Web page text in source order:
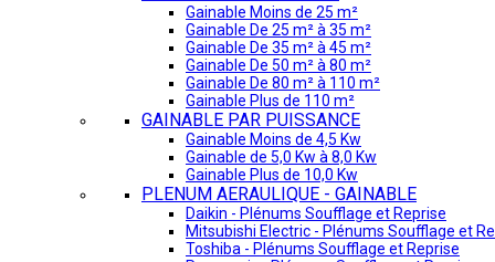
Gainable Moins de 25 m²
Gainable De 25 m² à 35 m²
Gainable De 35 m² à 45 m²
Gainable De 50 m² à 80 m²
Gainable De 80 m² à 110 m²
Gainable Plus de 110 m²
GAINABLE PAR PUISSANCE
Gainable Moins de 4,5 Kw
Gainable de 5,0 Kw à 8,0 Kw
Gainable Plus de 10,0 Kw
PLENUM AERAULIQUE - GAINABLE
Daikin - Plénums Soufflage et Reprise
Mitsubishi Electric - Plénums Soufflage et
Toshiba - Plénums Soufflage et Reprise